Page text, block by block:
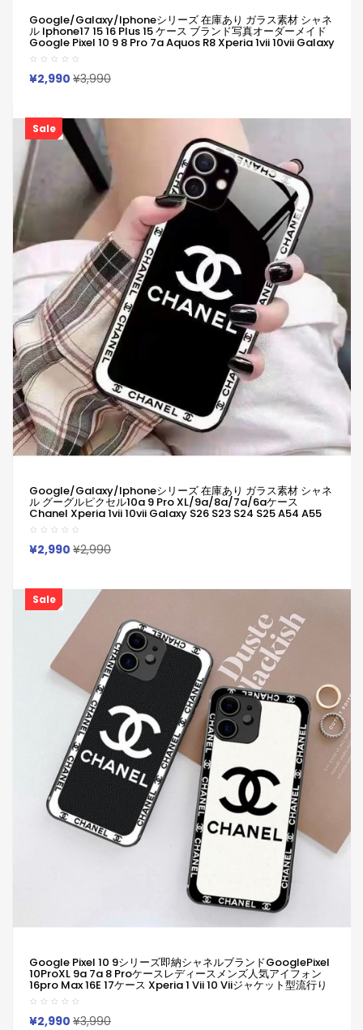
Google/galaxy/iphoneシリーズ 在庫あり ガラス素材 シャネ
ル Iphone17 15 16 Plus 15 ケース ブランド写真オーダーメイド
Google Pixel 10 9 8 Pro 7a Aquos R8 Xperia 1vii 10vii Galaxy
S26 S23 S24 S25 A54 A55 A36ケース ブランドロゴ 薄型 パロ
ディ他のブランドロゴ 家族恋人ペット写真名前など全部オーダ
ー可
¥2,990 ¥3,990
Sale
Google/galaxy/iphoneシリーズ 在庫あり ガラス素材 シャネ
ル グーグルピクセル10a 9 Pro XL/9a/8a/7a/6aケース
Chanel Xperia 1vii 10vii Galaxy S26 S23 S24 S25 A54 A55
A36 Chanel グーグルピクセル10 9Pro XL 8a 7a Iphone 17 15
16 Pro Maxケース 全面保護限定版 ビジネス風
¥2,990 ¥2,990
Sale
Google Pixel 10 9シリーズ即納シャネルブランドGooglePixel
10ProXL 9a 7a 8 Proケースレディースメンズ人気アイフォン
16pro Max 16E 17ケース Xperia 1 Vii 10 Viiジャケット型流行り
Chanel かわいい 超薄型 軽量 Google 10 6 7 8a 9 ProXLケース
ブランド シャネル GalaxyS25 A55 S24/S23ultraケース
Iphone/Galaxy/Google Pixelなど全機種対応
¥2,990 ¥3,990